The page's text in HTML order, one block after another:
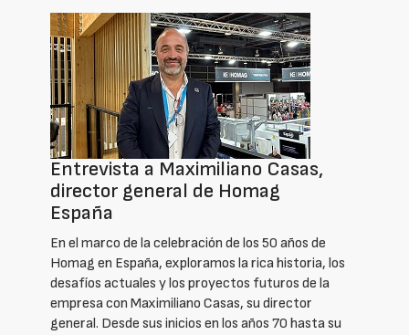
Entrevista a Maximiliano Casas,
director general de Homag
España
En el marco de la celebración de los 50 años de
Homag en España, exploramos la rica historia, los
desafíos actuales y los proyectos futuros de la
empresa con Maximiliano Casas, su director
general. Desde sus inicios en los años 70 hasta su